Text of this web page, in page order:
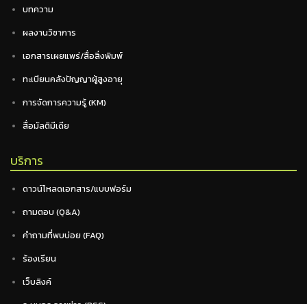
บทความ
ผลงานวิชาการ
เอกสารเผยแพร่/สื่อสิ่งพิมพ์
ทะเบียนคลังปัญญาผู้สูงอายุ
การจัดการความรู้ (KM)
สื่อมัลติมีเดีย
บริการ
ดาวน์โหลดเอกสาร/แบบฟอร์ม
ถามตอบ (Q&A)
คำถามที่พบบ่อย (FAQ)
ร้องเรียน
เว็บลิงค์